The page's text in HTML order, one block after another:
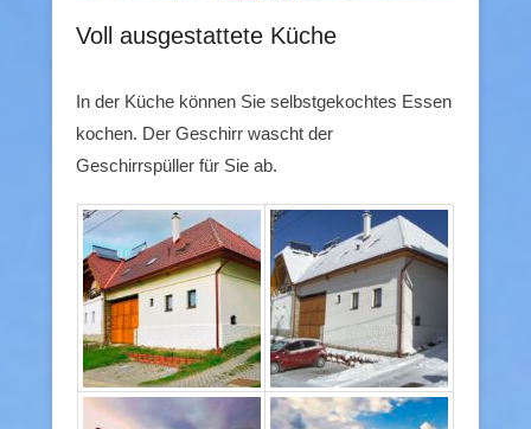
Voll ausgestattete Küche
In der Küche können Sie selbstgekochtes Essen
kochen. Der Geschirr wascht der
Geschirrspüller für Sie ab.